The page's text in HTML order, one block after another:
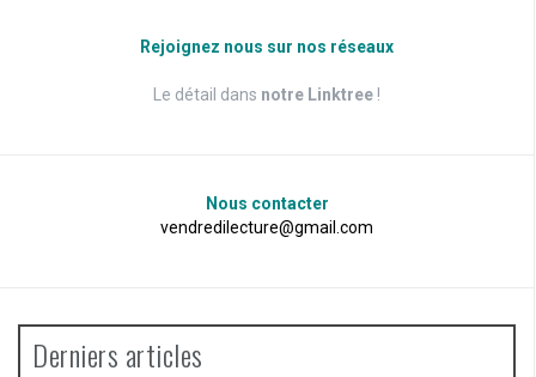
Rejoignez nous sur nos réseaux
Le détail dans notre Linktree !
Nous contacter
vendredilecture@gmail.com
Derniers articles